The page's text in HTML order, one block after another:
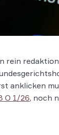
rein
anklicken
O 1/26, noch